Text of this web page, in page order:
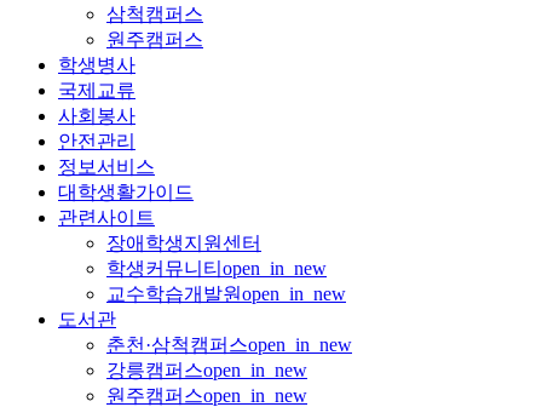
삼척캠퍼스
원주캠퍼스
학생병사
국제교류
사회봉사
안전관리
정보서비스
대학생활가이드
관련사이트
장애학생지원센터
학생커뮤니티 open_in_new
교수학습개발원open_in_new
도서관
춘천·삼척캠퍼스open_in_new
강릉캠퍼스open_in_new
원주캠퍼스open_in_new